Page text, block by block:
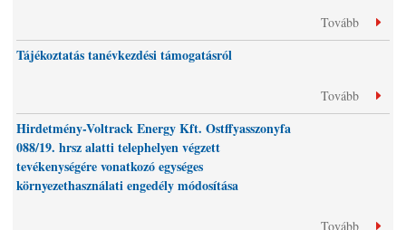
Tovább
Tájékoztatás tanévkezdési támogatásról
Tovább
Hirdetmény-Voltrack Energy Kft. Ostffyasszonyfa
088/19. hrsz alatti telephelyen végzett
tevékenységére vonatkozó egységes
környezethasználati engedély módosítása
Tovább